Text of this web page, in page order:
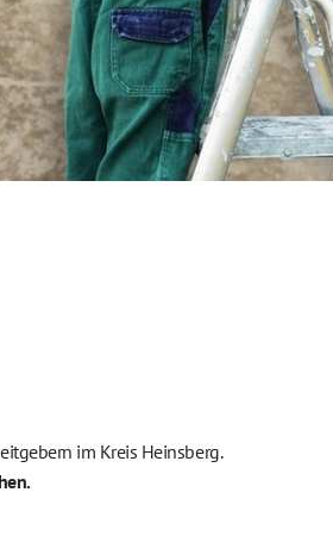
im Kreis Heinsberg.